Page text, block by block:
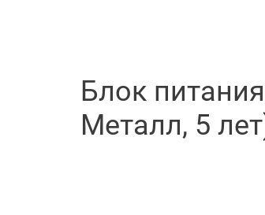
Блок
Металл, 5